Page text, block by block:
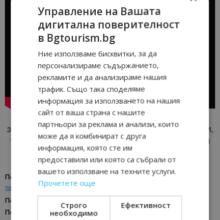
ЗА АКТУАЛНИ НОВИНИ И ПРОМОЦИИ НА АВИОКОМПАНИИ,
ТУРОПЕРАТОРИ И ХОТЕЛИЕРИ - ПРИСЪЕДИНЕТЕ СЕ КЪМ
ВАЙБЪР КАНАЛА НА BGTOURISM.BG -
Последвайте ни за още актуални новини в Google News
Showcase
Последвайте
VIBER
ПоследвайтеBgtourism.bg в INSTAGRAM
Управление на Вашата
дигитална поверителност
в Bgtourism.bg
Ние използваме бисквитки, за да
персонализираме съдържанието,
рекламите и да анализираме нашия
трафик. Също така споделяме
информация за използването на нашия
сайт от ваша страна с нашите
партньори за реклама и анализи, които
може да я комбинират с друга
информация, която сте им
предоставили или която са събрали от
вашето използване на техните услуги.
Прочетете още
Строго
необходимо
Ефективност